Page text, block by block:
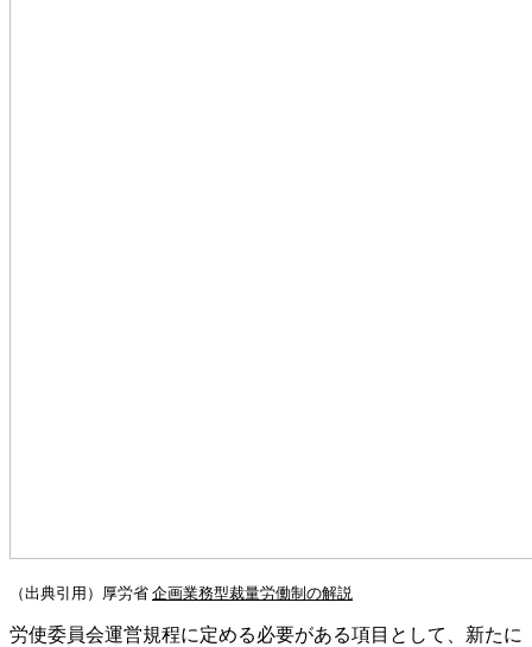
（出典引用）厚労省 企画業務型裁量労働制の解説
労使委員会運営規程に定める必要がある項目として、新たに